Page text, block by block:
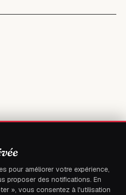
pour améliorer votre expérience,
proposer des notifications. En
», vous consentez à l'utilisation